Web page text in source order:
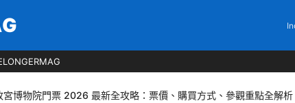
宮博物院門票 2026 最新全攻略：票價、購買方式、參觀重點全解析